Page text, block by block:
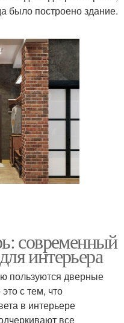
было построено здание.
современный
интерьера
пользуются дверные
с тем, что
в интерьере
все